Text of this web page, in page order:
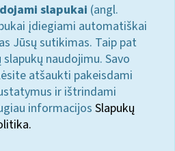
slapukai (angl.
įdiegiami automatiškai
Jūsų sutikimas. Taip pat
naudojimu. Savo
atšaukti pakeisdami
ir ištrindami
informacijos Slapukų